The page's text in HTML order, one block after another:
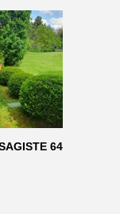
64